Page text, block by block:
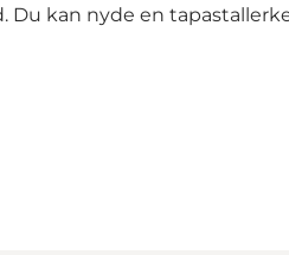
Du kan nyde en